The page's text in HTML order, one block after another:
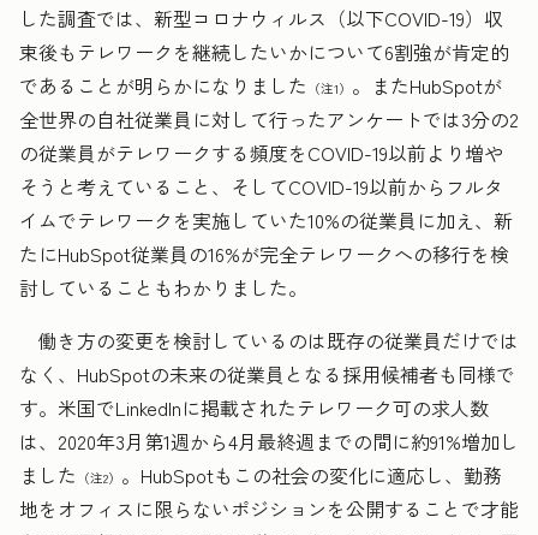
した調査では、新型コロナウィルス（以下COVID-19）収
束後もテレワークを継続したいかについて6割強が肯定的
であることが明らかになりました （注1） 。またHubSpotが
全世界の自社従業員に対して行ったアンケートでは3分の2
の従業員がテレワークする頻度をCOVID-19以前より増や
そうと考えていること、そしてCOVID-19以前からフルタ
イムでテレワークを実施していた10%の従業員に加え、新
たにHubSpot従業員の16%が完全テレワークへの移行を検
討していることもわかりました。
働き方の変更を検討しているのは既存の従業員だけでは
なく、HubSpotの未来の従業員となる採用候補者も同様で
す。米国でLinkedInに掲載されたテレワーク可の求人数
は、2020年3月第1週から4月最終週までの間に約91%増加し
ました （注2） 。HubSpotもこの社会の変化に適応し、勤務
地をオフィスに限らないポジションを公開することで才能